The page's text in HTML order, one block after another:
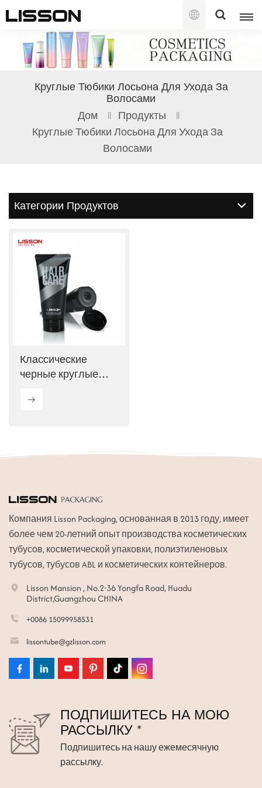
Русский
English
français
русский
español
العربية
Круглые Тюбики Лосьона Для Ухода За
Волосами
Дом
Продукты
Круглые Тюбики Лосьона Для Ухода За
Волосами
Категории Продуктов
Классические
черные круглые
лосьона для ухода
Компания Lisson Packaging, основанная в 2013 году, имеет
более чем 20-летний опыт производства косметических
тубусов, косметической упаковки, полиэтиленовых
тубусов, тубусов ABL и косметических контейнеров.
Lisson Mansion , No.2-36 Yongfa Road, Huadu
District,Guangzhou CHINA
+0086 15099958531
lissontube@gzlisson.com
ПОДПИШИТЕСЬ НА МОЮ
РАССЫЛКУ *
Подпишитесь на нашу ежемесячную
рассылку.